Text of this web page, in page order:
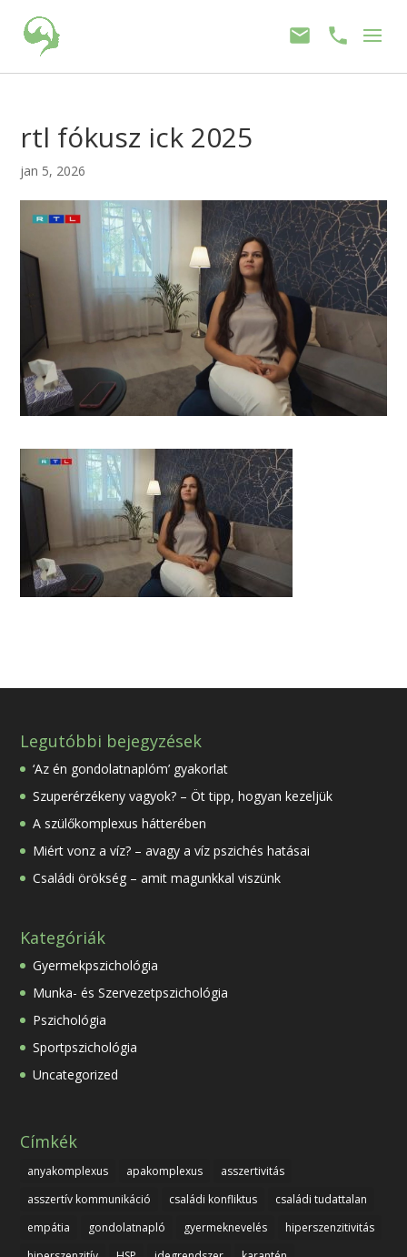
rtl fókusz ick 2025
jan 5, 2026
Legutóbbi bejegyzések
‘Az én gondolatnaplóm’ gyakorlat
Szuperérzékeny vagyok? – Öt tipp, hogyan kezeljük
A szülőkomplexus hátterében
Miért vonz a víz? – avagy a víz pszichés hatásai
Családi örökség – amit magunkkal viszünk
Kategóriák
Gyermekpszichológia
Munka- és Szervezetpszichológia
Pszichológia
Sportpszichológia
Uncategorized
Címkék
anyakomplexus apakomplexus
asszertivitás
asszertív kommunikáció
családi konfliktus
családi tudattalan
empátia
gondolatnapló gyermeknevelés
hiperszenzitivitás